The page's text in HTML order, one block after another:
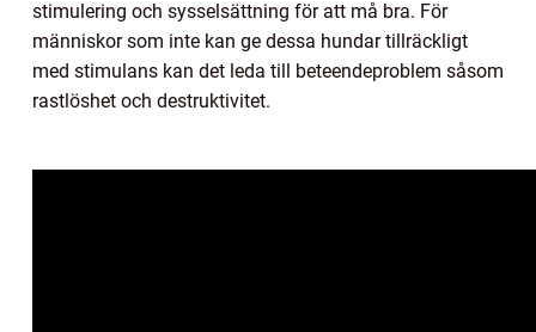
stimulering och sysselsättning för att må bra. För
människor som inte kan ge dessa hundar tillräckligt
med stimulans kan det leda till beteendeproblem såsom
rastlöshet och destruktivitet.